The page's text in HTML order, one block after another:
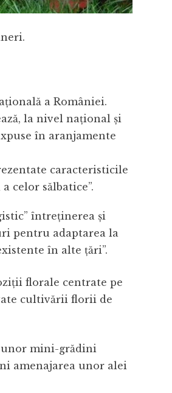
a României.
la nivel naţional şi
în aranjamente
caracteristicile
celor sălbatice”.
întreţinerea şi
pentru adaptarea la
în alte ţări”.
florale centrate pe
cultivării florii de
mini-grădini
amenajarea unor alei